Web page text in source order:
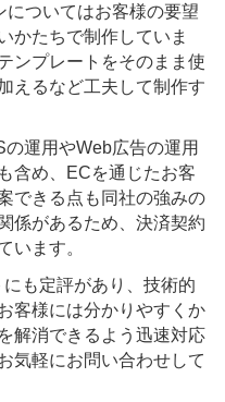
ついてはお客様の要望
かたちで制作していま
ンプレートをそのまま使
えるなど工夫して制作す
運用やWeb広告の運用
含め、ECを通じたお客
できる点も同社の強みの
係があるため、決済契約
います。
も定評があり、技術的
客様には分かりやすくか
解消できるよう迅速対応
気軽にお問い合わせして